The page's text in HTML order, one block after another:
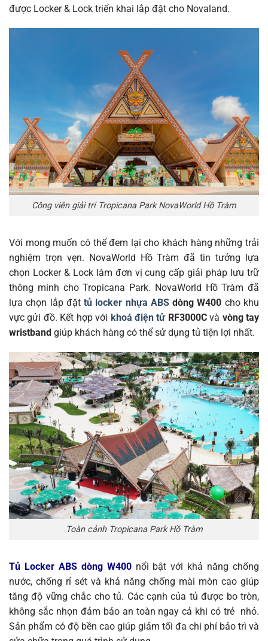
được Locker & Lock triển khai lắp đặt cho Novaland.
Công viên giải trí Tropicana Park NovaWorld Hồ Tràm
Với mong muốn có thể đem lại cho khách hàng những trải
nghiệm trọn vẹn. NovaWorld Hồ Tràm đã tin tưởng lựa
chọn Locker & Lock làm đơn vị cung cấp giải pháp lưu trữ
thông minh cho Tropicana Park. NovaWorld Hồ Tràm đã
lựa chọn lắp đặttủ locker nhựa ABSdòng W400 cho khu
vực gửi đồ. Kết hợp với khoá điện tửRF3000Cvà vòng tay
wristband giúp khách hàng có thể sử dụng tủ tiện lợi nhất.
Toàn cảnh Tropicana Park Hồ Tràm
Tủ Locker ABS dòng W400nổi bật với khả năng chống
nước, chống rỉ sét và khả năng chống mài mòn cao giúp
tăng độ vững chắc cho tủ. Các cạnh của tủ được bo tròn,
không sắc nhọn đảm bảo an toàn ngay cả khi có trẻ nhỏ.
Sản phẩm có độ bền cao giúp giảm tối đa chi phí bảo trì và